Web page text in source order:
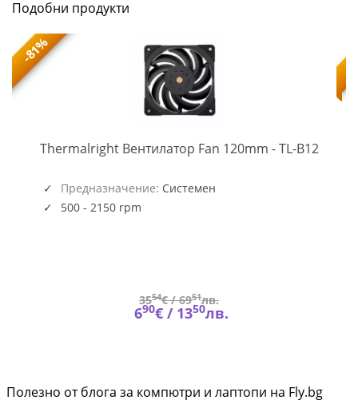
Подобни продукти
-81%
Thermalright Вентилатор Fan 120mm - TL-B12TL-
Предназначение: Системен
500 - 2150 rpm
3554€ /6951лв.
690€ / 1350лв.
Полезно от блога за компютри и лаптопи на Fly.bg